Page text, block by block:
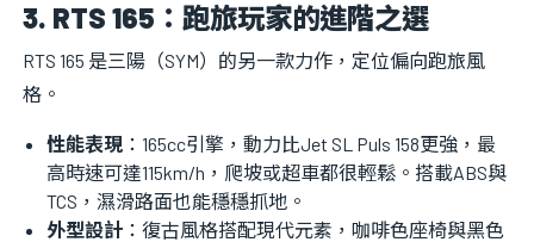
3. RTS 165：跑旅玩家的進階之選
RTS 165 是三陽（SYM）的另一款力作，定位偏向跑旅風
格。
性能表現 ：165cc引擎，動力比Jet SL Puls 158更強，最
高時速可達115km/h，爬坡或超車都很輕鬆。搭載ABS與
TCS，濕滑路面也能穩穩抓地。
外型設計 ：復古風格搭配現代元素，咖啡色座椅與黑色